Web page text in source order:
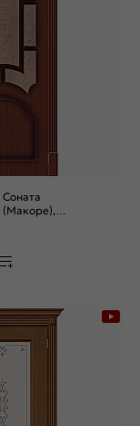
(Макоре),
щитовая